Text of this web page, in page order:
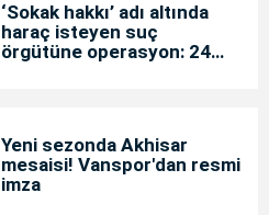
‘Sokak hakkı’ adı altında
haraç isteyen suç
örgütüne operasyon: 24
Yeni sezonda Akhisar
mesaisi! Vanspor'dan resmi
imza